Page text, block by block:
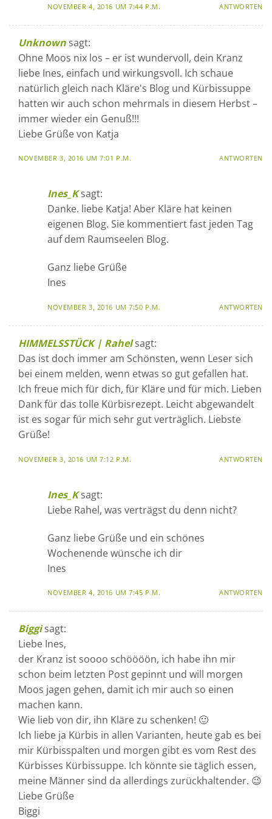
NOVEMBER 4, 2016 UM 7:44 P.M. ANTWORTEN
Unknown sagt:
Ohne Moos nix los – er ist wundervoll, dein Kranz
liebe Ines, einfach und wirkungsvoll. Ich schaue
natürlich gleich nach Kläre's Blog und Kürbissuppe
hatten wir auch schon mehrmals in diesem Herbst –
immer wieder ein Genuß!!!
Liebe Grüße von Katja
NOVEMBER 3, 2016 UM 7:01 P.M. ANTWORTEN
Ines_K sagt:
Danke. liebe Katja! Aber Kläre hat keinen
eigenen Blog. Sie kommentiert fast jeden Tag
auf dem Raumseelen Blog.
Ganz liebe Grüße
Ines
NOVEMBER 3, 2016 UM 7:50 P.M. ANTWORTEN
HIMMELSSTÜCK | Rahel sagt:
Das ist doch immer am Schönsten, wenn Leser sich
bei einem melden, wenn etwas so gut gefallen hat.
Ich freue mich für dich, für Kläre und für mich. Lieben
Dank für das tolle Kürbisrezept. Leicht abgewandelt
ist es sogar für mich sehr gut verträglich. Liebste
Grüße!
NOVEMBER 3, 2016 UM 7:12 P.M. ANTWORTEN
Ines_K sagt:
Liebe Rahel, was verträgst du denn nicht?
Ganz liebe Grüße und ein schönes
Wochenende wünsche ich dir
Ines
NOVEMBER 4, 2016 UM 7:45 P.M. ANTWORTEN
Biggi sagt:
Liebe Ines,
der Kranz ist soooo schöööön, ich habe ihn mir
schon beim letzten Post gepinnt und will morgen
Moos jagen gehen, damit ich mir auch so einen
machen kann.
Wie lieb von dir, ihn Kläre zu schenken! 🙂
Ich liebe ja Kürbis in allen Varianten, heute gab es bei
mir Kürbisspalten und morgen gibt es vom Rest des
Kürbisses Kürbissuppe. Ich könnte sie täglich essen,
meine Männer sind da allerdings zurückhaltender. 😉
Liebe Grüße
Biggi